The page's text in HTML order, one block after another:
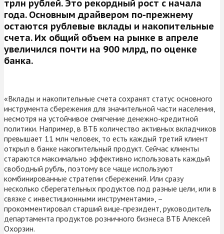
трлн рублей. Это рекордный рост с начала
года. Основным драйвером по-прежнему
остаются рублевые вклады и накопительные
счета. Их общий объем на рынке в апреле
увеличился почти на 900 млрд, по оценке
банка.
«Вклады и накопительные счета сохранят статус основного
инструмента сбережения для значительной части населения,
несмотря на устойчивое смягчение денежно-кредитной
политики. Например, в ВТБ количество активных вкладчиков
превышает 11 млн человек, то есть каждый третий клиент
открыл в банке накопительный продукт. Сейчас клиенты
стараются максимально эффективно использовать каждый
свободный рубль, поэтому все чаще используют
комбинированные стратегии сбережений. Или сразу
несколько сберегательных продуктов под разные цели, или в
связке с инвестиционными инструментами», –
прокомментировал старший вице-президент, руководитель
департамента продуктов розничного бизнеса ВТБ Алексей
Охорзин.